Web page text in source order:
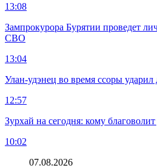
13:08
Зампрокурора Бурятии проведет
СВО
13:04
Улан-удэнец во время ссоры
12:57
Зурхай на сегодня: кому благоволит
10:02
07.08.2026